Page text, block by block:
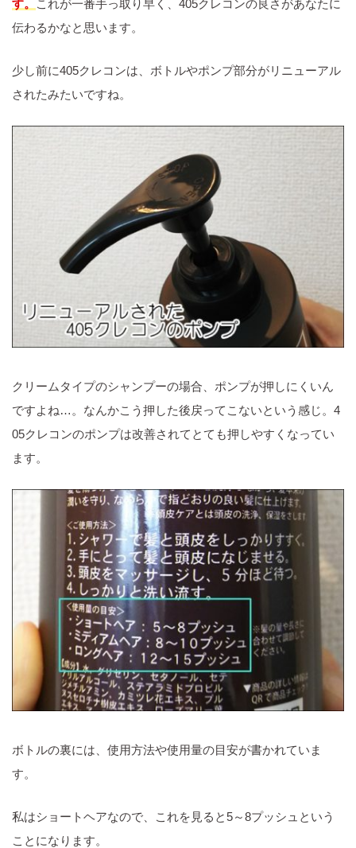
す。
これが一番手っ取り早く、405クレコンの良さがあなたに
伝わるかなと思います。
少し前に405クレコンは、ボトルやポンプ部分がリニューアル
されたみたいですね。
クリームタイプのシャンプーの場合、ポンプが押しにくいん
ですよね…。なんかこう押した後戻ってこないという感じ。4
05クレコンのポンプは改善されてとても押しやすくなってい
ます。
ボトルの裏には、使用方法や使用量の目安が書かれていま
す。
私はショートヘアなので、これを見ると5～8プッシュという
ことになります。